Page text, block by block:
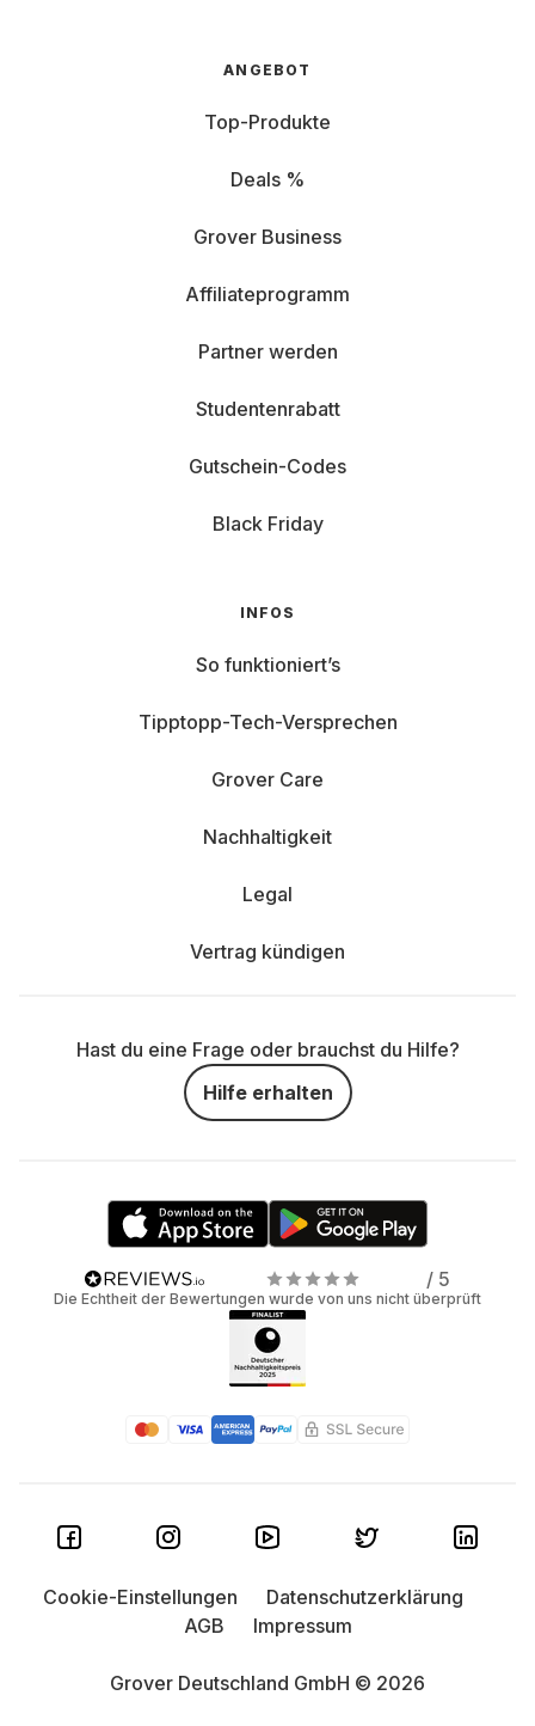
ANGEBOT
Top-Produkte
Deals %
Grover Business
Affiliateprogramm
Partner werden
Studentenrabatt
Gutschein-Codes
Black Friday
INFOS
So funktioniert’s
Tipptopp-Tech-Versprechen
Grover Care
Nachhaltigkeit
Legal
Vertrag kündigen
Hast du eine Frage oder brauchst du Hilfe?
Hilfe erhalten
/ 5
Die Echtheit der Bewertungen wurde von uns nicht überprüft
Grover Deutschland GmbH © 2026
Cookie-Einstellungen
Datenschutzerklärung
AGB
Impressum